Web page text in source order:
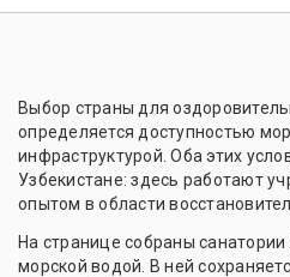
Выбор страны для
определяется доступностью
инфраструктурой. Оба этих
Узбекистане: здесь работают
опытом в области
На странице собраны
морской водой. В ней